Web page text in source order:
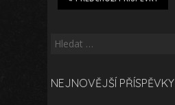
Vyhledávání
NEJNOVĚJŠÍ PŘÍSPĚVKY